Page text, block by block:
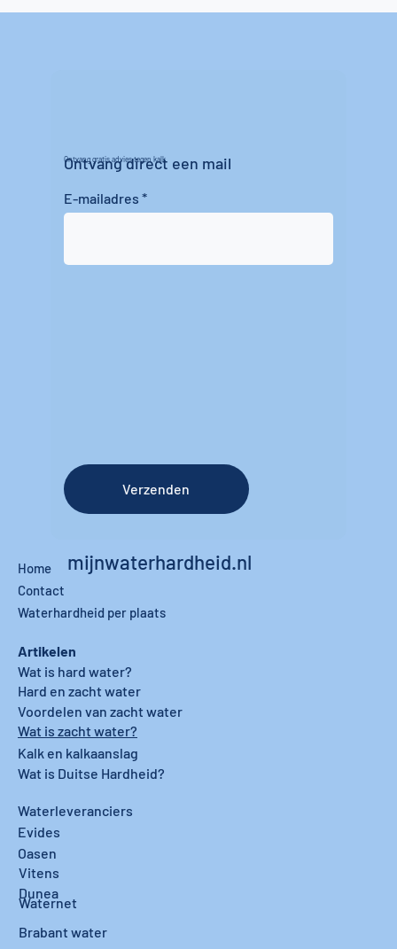
Ontvang gratis advies tegen kalk
Ontvang direct een mail
E-mailadres
Verzenden
mijnwaterhardheid.nl
Home
Contact
Waterhardheid per plaats
Waterleveranciers
Evides
Oasen
Vitens
Dunea
Waternet
Brabant water
Artikelen
Wat is hard water?
Hard en zacht water
Wat is zacht water?
Voordelen van zacht water
Kalk en kalkaanslag
Wat is Duitse Hardheid?